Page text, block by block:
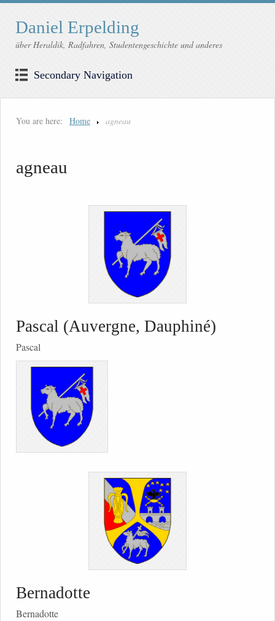
Daniel Erpelding
über Heraldik, Radfahren, Studentengeschichte und anderes
Secondary Navigation
You are here: Home agneau
agneau
Pascal (Auvergne, Dauphiné)
Pascal
Bernadotte
Bernadotte